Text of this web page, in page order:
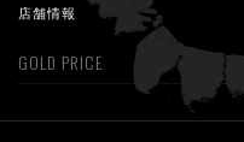
店舗情報
GOLD PRICE